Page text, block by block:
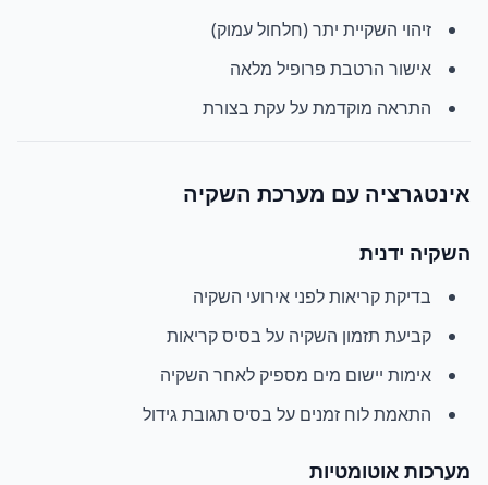
זיהוי השקיית יתר (חלחול עמוק)
אישור הרטבת פרופיל מלאה
התראה מוקדמת על עקת בצורת
אינטגרציה עם מערכת השקיה
השקיה ידנית
בדיקת קריאות לפני אירועי השקיה
קביעת תזמון השקיה על בסיס קריאות
אימות יישום מים מספיק לאחר השקיה
התאמת לוח זמנים על בסיס תגובת גידול
מערכות אוטומטיות